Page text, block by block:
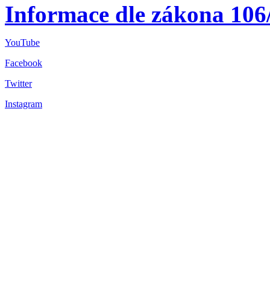
Informace dle zákona
YouTube
Facebook
Twitter
Instagram